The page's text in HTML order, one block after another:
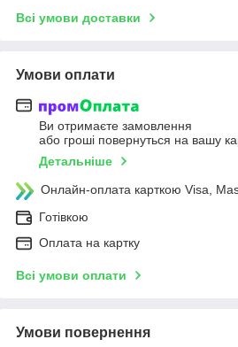
Всі умови доставки
Умови оплати
Ви отримаєте замовлення
або гроші повернуться на вашу
Детальніше
Онлайн-оплата карткою Visa,
Готівкою
Оплата на картку
Всі умови оплати
Умови повернення